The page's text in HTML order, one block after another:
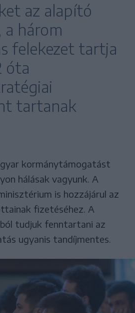
az alapító
a három
felekezet tartja
óta
tartanak
kormánytámogatást
hálásak vagyunk. A
is hozzájárul az
fizetéséhez. A
tudjuk fenntartani az
ugyanis tandíjmentes.